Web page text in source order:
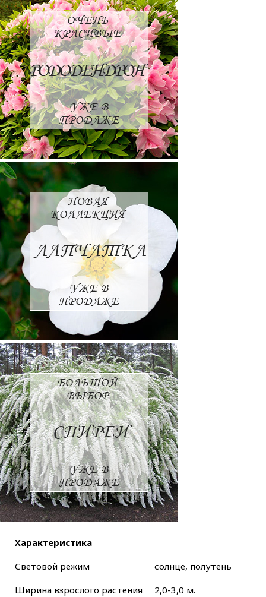
Характеристика
Световой режим
солнце, полутень
Ширина взрослого растения
2,0-3,0 м.